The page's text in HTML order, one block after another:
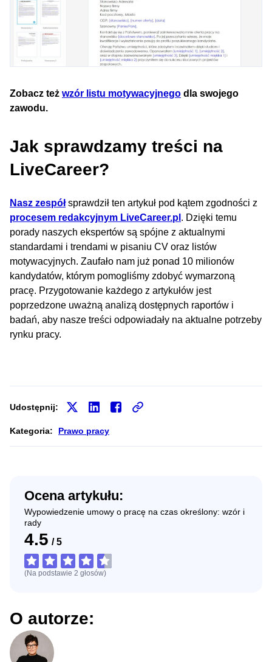
Zobacz też wzór listu motywacyjnego dla swojego
zawodu.
Jak sprawdzamy treści na
LiveCareer?
Nasz zespółsprawdził ten artykuł pod kątem zgodności z
procesem redakcyjnym LiveCareer.pl . Dzięki temu
porady naszych ekspertów są spójne z aktualnymi
standardami i trendami w pisaniu CV oraz listów
motywacyjnych. Zaufało nam już ponad 10 milionów
kandydatów, którym pomogliśmy zdobyć wymarzoną
pracę. Przygotowanie każdego z artykułów jest
poprzedzone uważną analizą dostępnych raportów i
badań, aby nasze treści odpowiadały na aktualne potrzeby
rynku pracy.
Udostępnij:
Kategoria: Prawo pracy
Ocena artykułu:
Wypowiedzenie umowy o pracę na czas określony: wzór i
rady
4.5 / 5
(Na podstawie 2 głosów)
O autorze: